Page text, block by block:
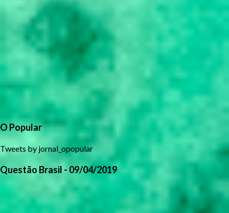
O Popular
Tweets by jornal_opopular
Questão Brasil - 09/04/2019